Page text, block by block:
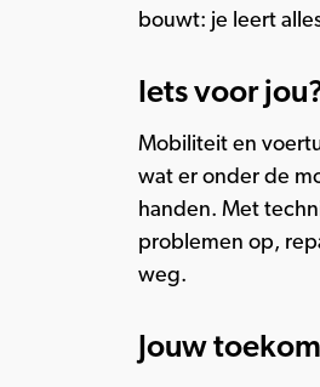
bouwt: je leert
Iets voor
Mobiliteit en
wat er onder de
handen. Met
problemen op,
weg.
Jouw